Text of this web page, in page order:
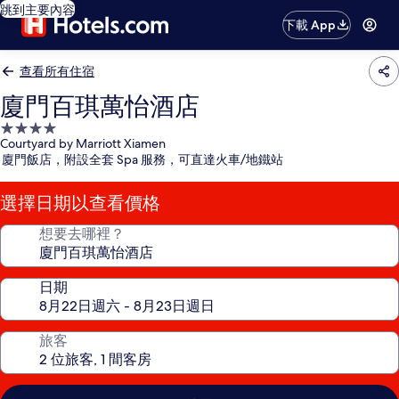
跳到主要內容
下載 App
查看所有住宿
廈門百琪萬怡酒店
4.0
星
級
住
宿
Courtyard by Marriott Xiamen
廈門飯店，附設全套 Spa 服務，可直達火車/地鐵站
選擇日期以查看價格
想要去哪裡？
日期
旅客